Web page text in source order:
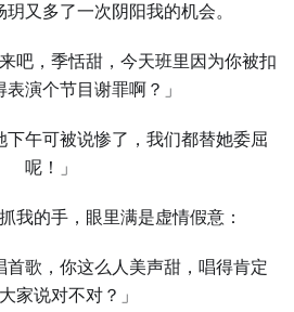
又多了一次阴阳我的机会。
吧，季恬甜，今天班里因为你被扣
演个节目谢罪啊？」
下午可被说惨了，我们都替她委屈
呢！」
我的手，眼里满是虚情假意：
首歌，你这么人美声甜，唱得肯定
家说对不对？」